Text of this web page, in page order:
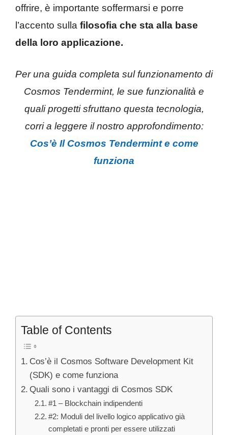
offrire, è importante soffermarsi e porre
l’accento sulla filosofia che sta alla base
della loro applicazione.
Per una guida completa sul funzionamento di
Cosmos Tendermint, le sue funzionalità e
quali progetti sfruttano questa tecnologia,
corri a leggere il nostro approfondimento:
Cos’è Il Cosmos Tendermint e come
funziona
Table of Contents
Cos’è il Cosmos Software Development Kit
(SDK) e come funziona
Quali sono i vantaggi di Cosmos SDK
#1 – Blockchain indipendenti
#2: Moduli del livello logico applicativo già
completati e pronti per essere utilizzati